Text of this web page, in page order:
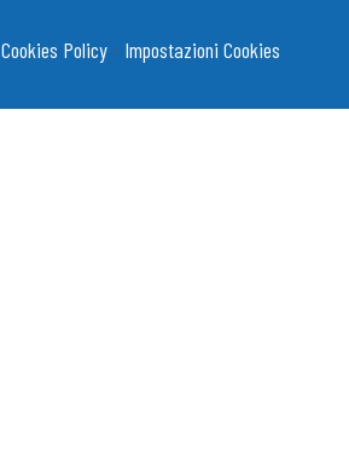
Cookies Policy- Impostazioni Cookies